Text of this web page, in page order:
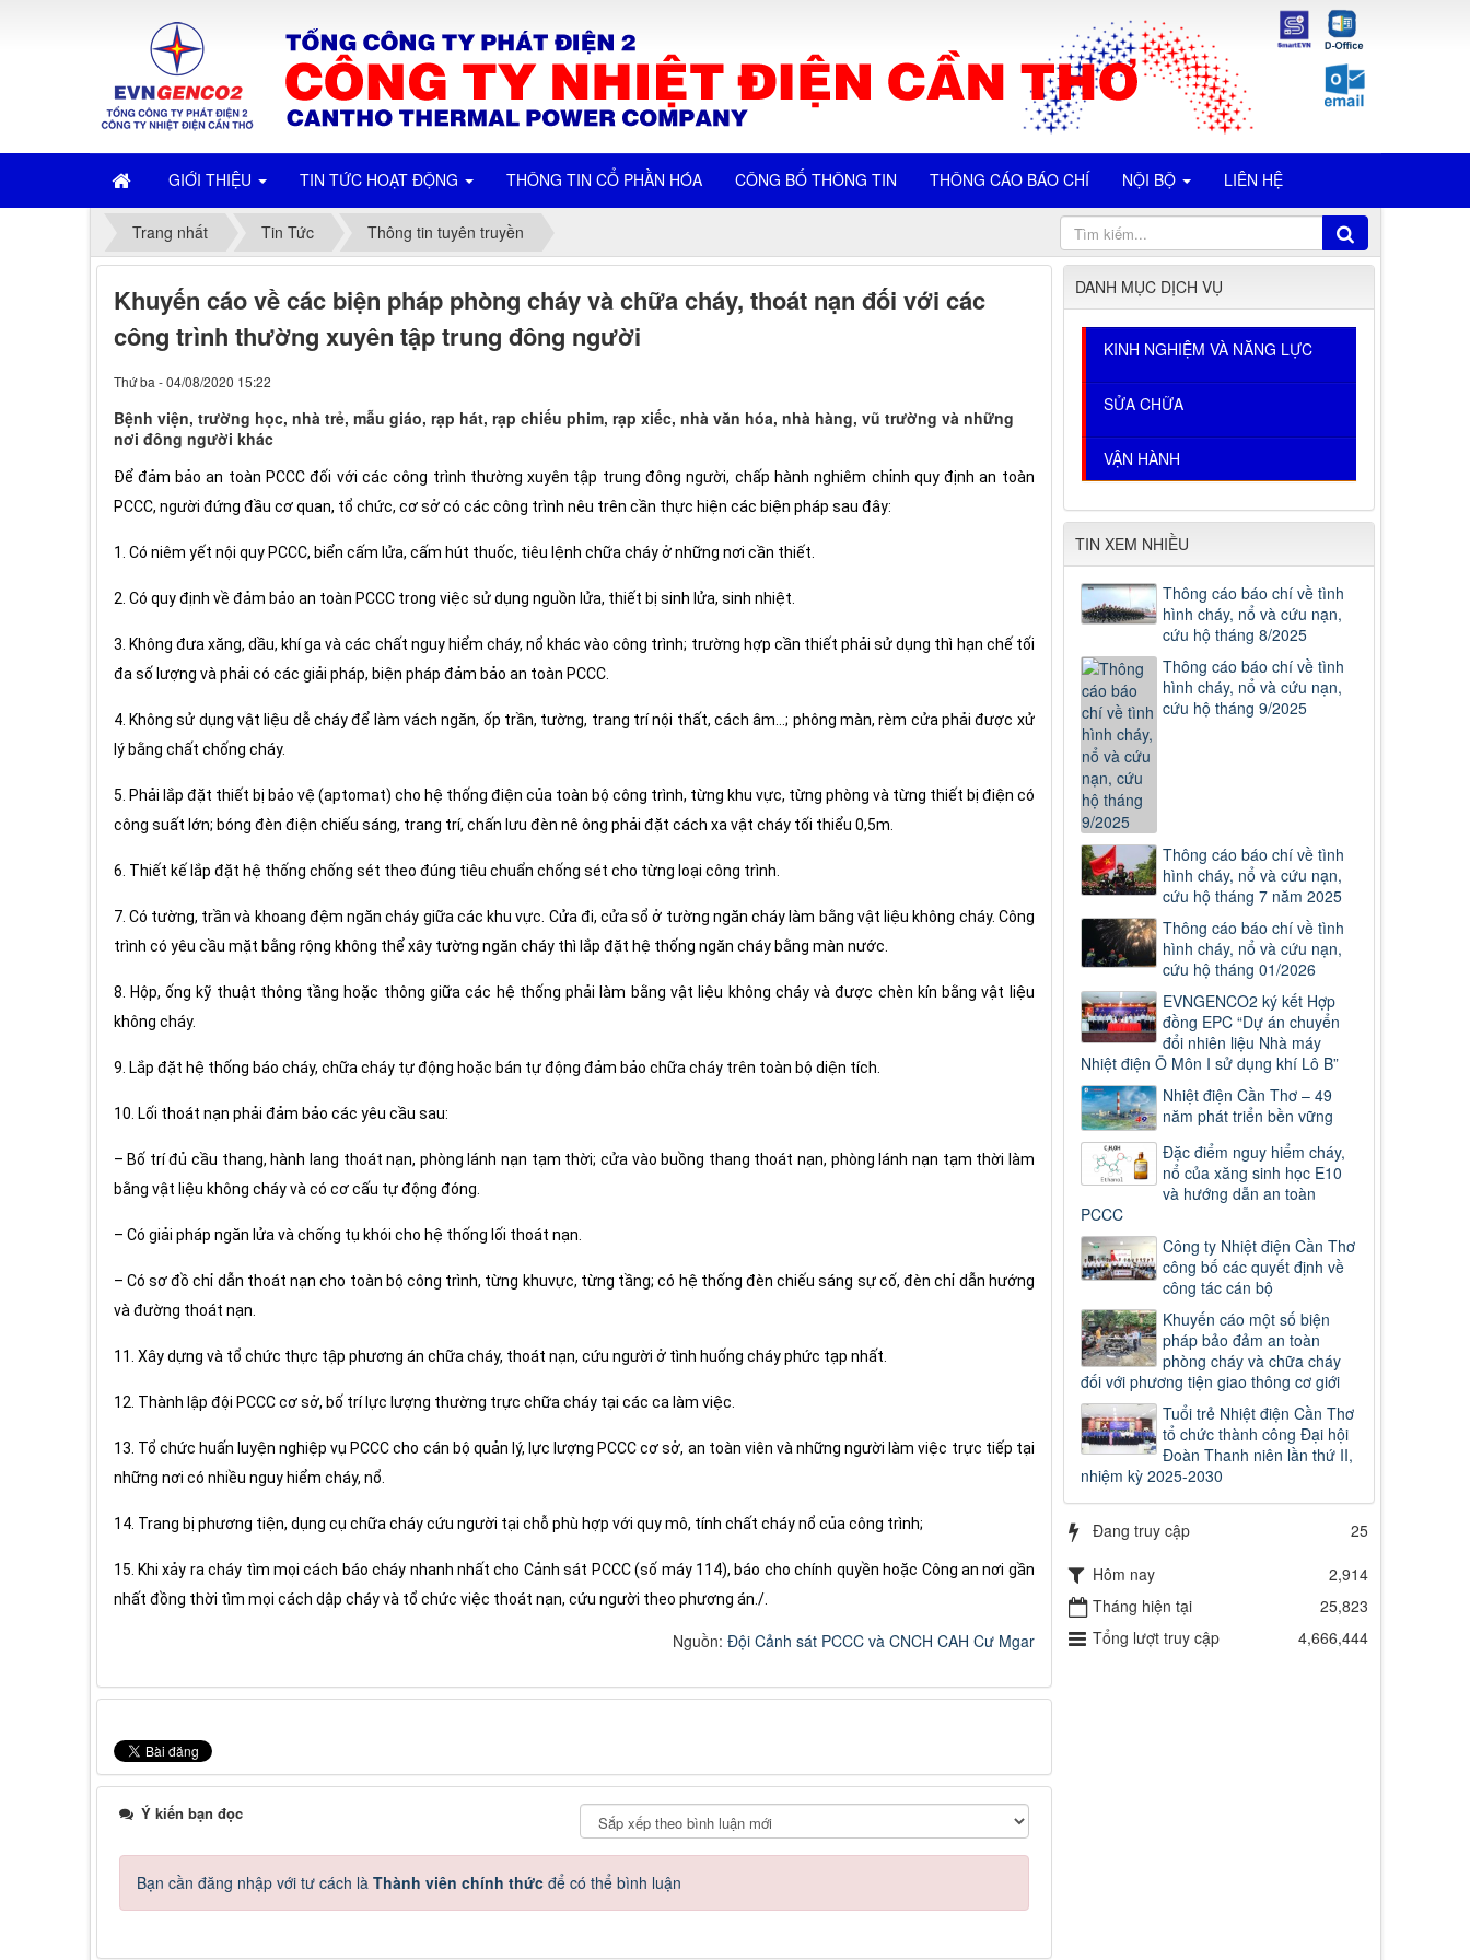
GIỚI THIỆU TIN TỨC HOẠT ĐỘNG THÔNG TIN CỔ PHẦN HÓA CÔNG BỐ THÔNG TIN THÔNG CÁO BÁO CHÍ NỘI BỘ LIÊN HỆ
Trang nhất Tin Tức Thông tin tuyên truyền
Khuyến cáo về các biện pháp phòng cháy và chữa cháy, thoát nạn đối với các
công trình thường xuyên tập trung đông người
Thứ ba - 04/08/2020 15:22
Bệnh viện, trường học, nhà trẻ, mẫu giáo, rạp hát, rạp chiếu phim, rạp xiếc, nhà văn hóa, nhà hàng, vũ trường và những
nơi đông người khác
Để đảm bảo an toàn PCCC đối với các công trình thường xuyên tập trung đông người, chấp hành nghiêm chỉnh quy định an toàn
PCCC, người đứng đầu cơ quan, tổ chức, cơ sở có các công trình nêu trên cần thực hiện các biện pháp sau đây:
1. Có niêm yết nội quy PCCC, biển cấm lửa, cấm hút thuốc, tiêu lệnh chữa cháy ở những nơi cần thiết.
2. Có quy định về đảm bảo an toàn PCCC trong việc sử dụng nguồn lửa, thiết bị sinh lửa, sinh nhiệt.
3. Không đưa xăng, dầu, khí ga và các chất nguy hiểm cháy, nổ khác vào công trình; trường hợp cần thiết phải sử dụng thì hạn chế tối
đa số lượng và phải có các giải pháp, biện pháp đảm bảo an toàn PCCC.
4. Không sử dụng vật liệu dễ cháy để làm vách ngăn, ốp trần, tường, trang trí nội thất, cách âm…; phông màn, rèm cửa phải được xử
lý bằng chất chống cháy.
5. Phải lắp đặt thiết bị bảo vệ (aptomat) cho hệ thống điện của toàn bộ công trình, từng khu vực, từng phòng và từng thiết bị điện có
công suất lớn; bóng đèn điện chiếu sáng, trang trí, chấn lưu đèn nê ông phải đặt cách xa vật cháy tối thiểu 0,5m.
6. Thiết kế lắp đặt hệ thống chống sét theo đúng tiêu chuẩn chống sét cho từng loại công trình.
7. Có tường, trần và khoang đệm ngăn cháy giữa các khu vực. Cửa đi, cửa sổ ở tường ngăn cháy làm bằng vật liệu không cháy. Công
trình có yêu cầu mặt bằng rộng không thể xây tường ngăn cháy thì lắp đặt hệ thống ngăn cháy bằng màn nước.
8. Hộp, ống kỹ thuật thông tầng hoặc thông giữa các hệ thống phải làm bằng vật liệu không cháy và được chèn kín bằng vật liệu
không cháy.
9. Lắp đặt hệ thống báo cháy, chữa cháy tự động hoặc bán tự động đảm bảo chữa cháy trên toàn bộ diện tích.
10. Lối thoát nạn phải đảm bảo các yêu cầu sau:
– Bố trí đủ cầu thang, hành lang thoát nạn, phòng lánh nạn tạm thời; cửa vào buồng thang thoát nạn, phòng lánh nạn tạm thời làm
bằng vật liệu không cháy và có cơ cấu tự động đóng.
– Có giải pháp ngăn lửa và chống tụ khói cho hệ thống lối thoát nạn.
– Có sơ đồ chỉ dẫn thoát nạn cho toàn bộ công trình, từng khuvực, từng tầng; có hệ thống đèn chiếu sáng sự cố, đèn chỉ dẫn hướng
và đường thoát nạn.
11. Xây dựng và tổ chức thực tập phương án chữa cháy, thoát nạn, cứu người ở tình huống cháy phức tạp nhất.
12. Thành lập đội PCCC cơ sở, bố trí lực lượng thường trực chữa cháy tại các ca làm việc.
13. Tổ chức huấn luyện nghiệp vụ PCCC cho cán bộ quản lý, lực lượng PCCC cơ sở, an toàn viên và những người làm việc trực tiếp tại
những nơi có nhiều nguy hiểm cháy, nổ.
14. Trang bị phương tiện, dụng cụ chữa cháy cứu người tại chỗ phù hợp với quy mô, tính chất cháy nổ của công trình;
15. Khi xảy ra cháy tìm mọi cách báo cháy nhanh nhất cho Cảnh sát PCCC (số máy 114), báo cho chính quyền hoặc Công an nơi gần
nhất đồng thời tìm mọi cách dập cháy và tổ chức việc thoát nạn, cứu người theo phương án./.
Nguồn: Đội Cảnh sát PCCC và CNCH CAH Cư Mgar
Ý kiến bạn đọc
Bạn cần đăng nhập với tư cách là Thành viên chính thứcđể có thể bình luận
DANH MỤC DỊCH VỤ
KINH NGHIỆM VÀ NĂNG LỰC
SỬA CHỮA
VẬN HÀNH
TIN XEM NHIỀU
Thông cáo báo chí về tình
hình cháy, nổ và cứu nạn,
cứu hộ tháng 8/2025
Thông cáo báo chí về tình
hình cháy, nổ và cứu nạn,
cứu hộ tháng 9/2025
Thông cáo báo chí về tình
hình cháy, nổ và cứu nạn,
cứu hộ tháng 7 năm 2025
Thông cáo báo chí về tình
hình cháy, nổ và cứu nạn,
cứu hộ tháng 01/2026
EVNGENCO2 ký kết Hợp
đồng EPC “Dự án chuyển
đổi nhiên liệu Nhà máy
Nhiệt điện Ô Môn I sử dụng khí Lô B”
Nhiệt điện Cần Thơ – 49
năm phát triển bền vững
Đặc điểm nguy hiểm cháy,
nổ của xăng sinh học E10
và hướng dẫn an toàn
PCCC
Công ty Nhiệt điện Cần Thơ
công bố các quyết định về
công tác cán bộ
Khuyến cáo một số biện
pháp bảo đảm an toàn
phòng cháy và chữa cháy
đối với phương tiện giao thông cơ giới
Tuổi trẻ Nhiệt điện Cần Thơ
tổ chức thành công Đại hội
Đoàn Thanh niên lần thứ II,
nhiệm kỳ 2025-2030
Đang truy cập
25
Hôm nay
2,914
Tháng hiện tại
25,823
Tổng lượt truy cập
4,666,444